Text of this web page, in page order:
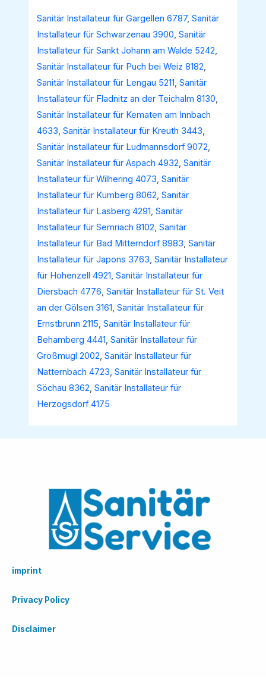
Sanitär Installateur für Gargellen 6787,Sanitär
Installateur für Schwarzenau 3900,Sanitär
Installateur für Sankt Johann am Walde 5242,
Sanitär Installateur für Puch bei Weiz 8182,
Sanitär Installateur für Lengau 5211,Sanitär
Installateur für Fladnitz an der Teichalm 8130,
Sanitär Installateur für Kematen am Innbach
4633,Sanitär Installateur für Kreuth 3443,
Sanitär Installateur für Ludmannsdorf 9072,
Sanitär Installateur für Aspach 4932,Sanitär
Installateur für Wilhering 4073,Sanitär
Installateur für Kumberg 8062,Sanitär
Installateur für Lasberg 4291,Sanitär
Installateur für Semriach 8102,Sanitär
Installateur für Bad Mitterndorf 8983,Sanitär
Installateur für Japons 3763,Sanitär Installateur
für Hohenzell 4921,Sanitär Installateur für
Diersbach 4776,Sanitär Installateur für St. Veit
an der Gölsen 3161,Sanitär Installateur für
Ernstbrunn 2115,Sanitär Installateur für
Behamberg 4441,Sanitär Installateur für
Großmugl 2002,Sanitär Installateur für
Natternbach 4723,Sanitär Installateur für
Söchau 8362,Sanitär Installateur für
Herzogsdorf 4175
imprint
Privacy Policy
Disclaimer